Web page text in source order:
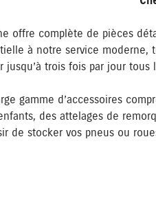
offre complète de pièces
à notre service moderne,
jusqu’à trois fois par jour
gamme d’accessoires
des attelages de
de stocker vos pneus ou